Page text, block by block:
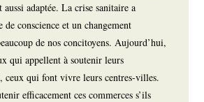
aussi adaptée. La crise sanitaire a
de conscience et un changement
de nos concitoyens. Aujourd’hui,
qui appellent à soutenir leurs
ceux qui font vivre leurs centres-villes.
efficacement ces commerces s’ils